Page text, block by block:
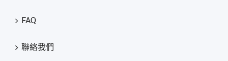
FAQ
聯絡我們